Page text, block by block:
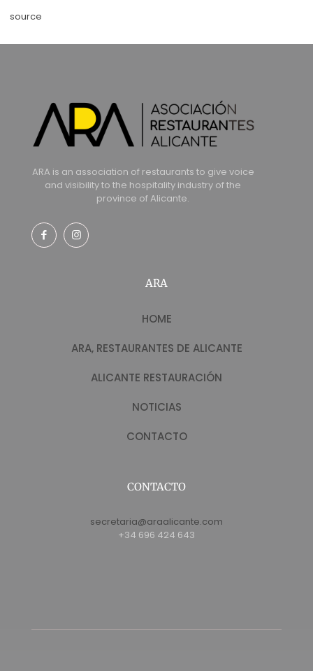
source
ARA is an association of restaurants to give voice
and visibility to the hospitality industry of the
province of Alicante.
ARA
HOME
ARA, RESTAURANTES DE ALICANTE
ALICANTE RESTAURACIÓN
NOTICIAS
CONTACTO
CONTACTO
secretaria@araalicante.com
+34 696 424 643